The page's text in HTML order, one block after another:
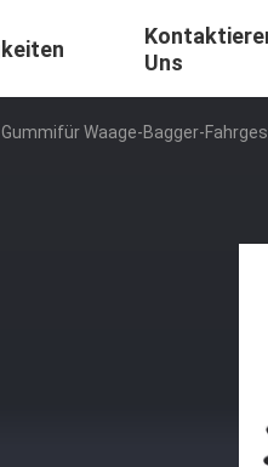
Uns
Waage-Bagger-